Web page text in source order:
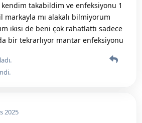
kendim takabildim ve enfeksiyonu 1
mı alakalı bilmiyorum
ikisi de beni çok rahatlattı sadece
bir tekrarlıyor mantar enfeksiyonu
.
2025